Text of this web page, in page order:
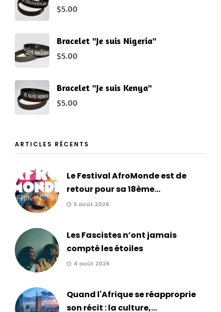
$5.00
Bracelet "Je suis Nigeria"
$5.00
Bracelet "Je suis Kenya"
$5.00
ARTICLES RÉCENTS
Le Festival AfroMonde est de
retour pour sa 18ème...
5 août 2026
Les Fascistes n’ont jamais
compté les étoiles
4 août 2026
Quand l'Afrique se réapproprie
son récit : la culture,...